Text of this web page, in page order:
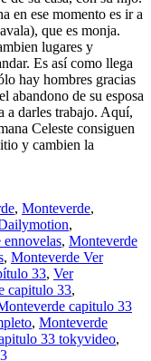
en ese momento es ir a
que es monja.
lugares y
Es así como llega
hay hombres gracias
abandono de su esposa
a darles trabajo. Aquí,
Celeste consiguen
y cambien la
, Monteverde,
,
, Monteverde
, Monteverde Ver
33, Ver
capitulo 33,
capitulo 33
, Monteverde
33 tokyvideo,